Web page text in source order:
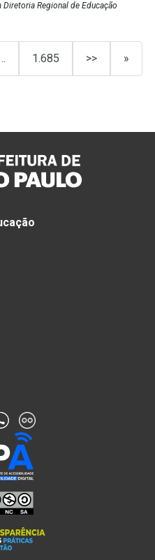
Regional de Educação
1.685 >> »